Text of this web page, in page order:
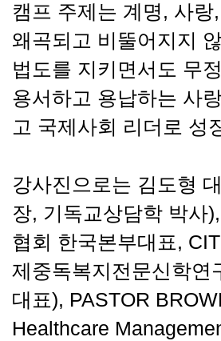
캠프 주제는 계명, 사
왜곡되고 비뚤어지지
법도를 지키면서도 무
용서하고 용납하는 사
고 국제사회 리더로 성
강사진으로는 김도형
장, 기독교상담학 박사
협회 한국본부대표,
제중독복지전문신학연
대표), PASTOR
Healthcare